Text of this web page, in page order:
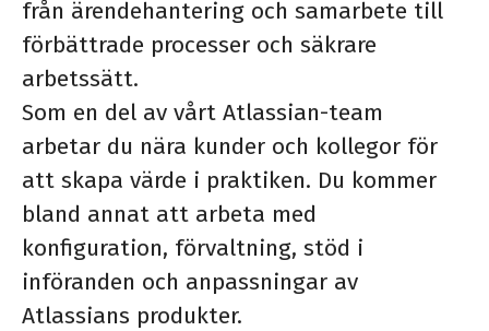
från ärendehantering och samarbete till
förbättrade processer och säkrare
arbetssätt.
Som en del av vårt Atlassian-team
arbetar du nära kunder och kollegor för
att skapa värde i praktiken. Du kommer
bland annat att arbeta med
konfiguration, förvaltning, stöd i
införanden och anpassningar av
Atlassians produkter.